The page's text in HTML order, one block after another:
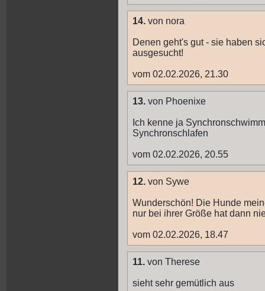
14. von nora
Denen geht's gut - sie haben
ausgesucht!
vom 02.02.2026, 21.30
13. von Phoenixe
Ich kenne ja
Synchronschlafen
vom 02.02.2026, 20.55
12. von Sywe
Wunderschön! Die Hunde
nur bei ihrer Größe hat dann
vom 02.02.2026, 18.47
11. von Therese
sieht sehr gemütlich aus